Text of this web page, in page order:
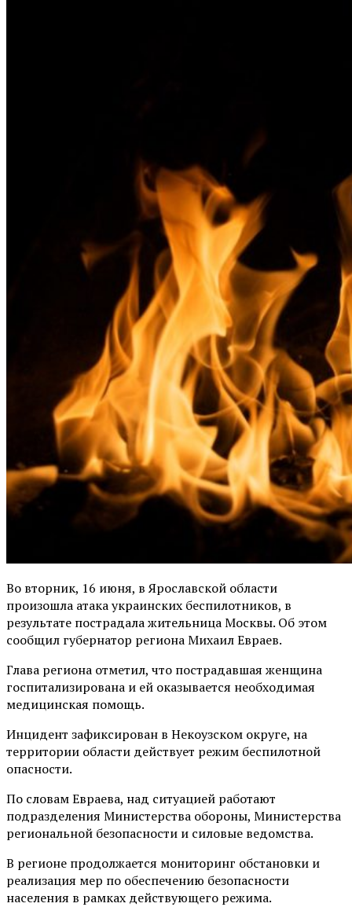
Во вторник, 16 июня, в Ярославской области
произошла атака украинских беспилотников, в
результате пострадала жительница Москвы. Об этом
сообщил губернатор региона Михаил Евраев.
Глава региона отметил, что пострадавшая женщина
госпитализирована и ей оказывается необходимая
медицинская помощь.
Инцидент зафиксирован в Некоузском округе, на
территории области действует режим беспилотной
опасности.
По словам Евраева, над ситуацией работают
подразделения Министерства обороны, Министерства
региональной безопасности и силовые ведомства.
В регионе продолжается мониторинг обстановки и
реализация мер по обеспечению безопасности
населения в рамках действующего режима.